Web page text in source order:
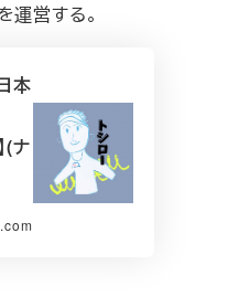
運営する。
本
(ナ